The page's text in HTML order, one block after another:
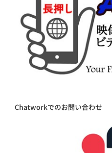
Chatworkでのお問い合わせ